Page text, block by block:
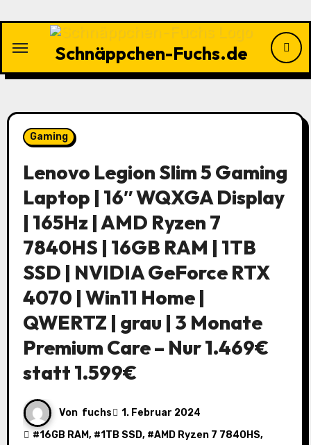
springen
Schnäppchen-Fuchs.de
Gaming
Lenovo Legion Slim 5 Gaming
Laptop | 16″ WQXGA Display
| 165Hz | AMD Ryzen 7
7840HS | 16GB RAM | 1TB
SSD | NVIDIA GeForce RTX
4070 | Win11 Home |
QWERTZ | grau | 3 Monate
Premium Care – Nur 1.469€
statt 1.599€
Von fuchs
1. Februar 2024
#16GB RAM, #1TB SSD, #AMD Ryzen 7 7840HS,